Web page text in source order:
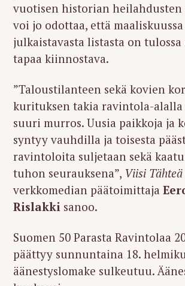
vuotisen historian heilahdusten
voi jo odottaa, että maaliskuussa
julkaistavasta listasta on
tapaa kiinnostava.
”Taloustilanteen sekä kovien
kurituksen takia ravintola-alalla
suuri murros. Uusia paikkoja ja
syntyy vauhdilla ja toisesta
ravintoloita suljetaan sekä
tuhon seurauksena”, Viisi Tähteä
verkkomedian päätoimittaja
Rislakki sanoo.
Suomen 50 Parasta Ravintolaa
päättyy sunnuntaina 18.
äänestyslomake sulkeutuu.